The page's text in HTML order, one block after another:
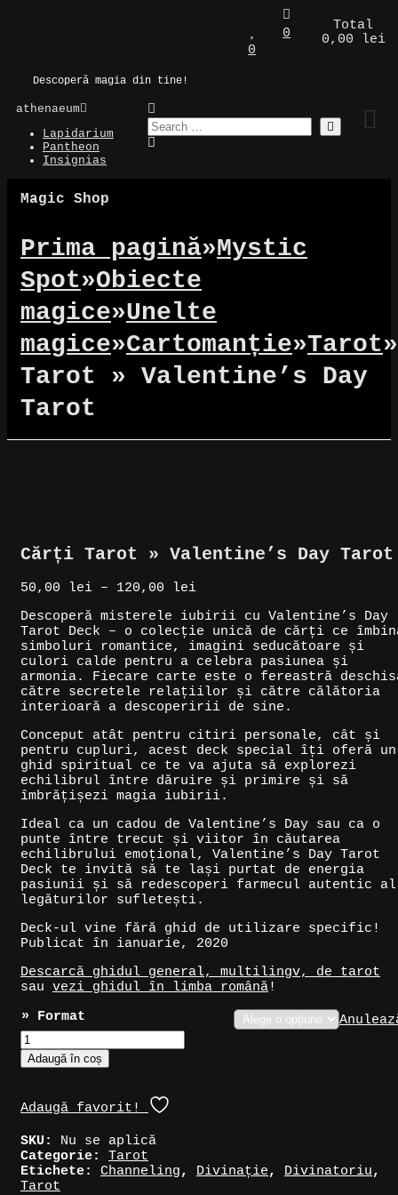
Descoperă magia din tine!
0
0
Total
0,00 lei
athenaeum
Lapidarium
Pantheon
Insignias
Magic Shop
Prima pagină»Mystic
Spot»Obiecte
magice»Unelte
magice»Cartomanție»Tarot»
Tarot » Valentine’s Day
Tarot
Cărți Tarot » Valentine’s Day Tarot
50,00 lei – 120,00 leiInterval
prețuri:
50,00 lei
până
la
120,00 lei
Descoperă misterele iubirii cu Valentine’s Day
Tarot Deck – o colecție unică de cărți ce
simboluri romantice, imagini seducătoare și
culori calde pentru a celebra pasiunea și
armonia. Fiecare carte este o fereastră
către secretele relațiilor și către călătoria
interioară a descoperirii de sine.
Conceput atât pentru citiri personale, cât și
pentru cupluri, acest deck special îți oferă un
ghid spiritual ce te va ajuta să explorezi
echilibrul între dăruire și primire și să
îmbrățișezi magia iubirii.
Ideal ca un cadou de Valentine’s Day sau ca o
punte între trecut și viitor în căutarea
echilibrului emoțional, Valentine’s Day Tarot
Deck te invită să te lași purtat de energia
pasiunii și să redescoperi farmecul autentic al
legăturilor sufletești.
Deck-ul vine fără ghid de utilizare specific!
Publicat în ianuarie, 2020
Descarcă ghidul general, multilingv, de tarot
sau vezi ghidul în limba română!
» Format
Cantitate
Cărți
Tarot
Day
Adaugă în coș
Adaugă favorit!
SKU: Nu se aplică
Categorie: Tarot
Etichete: Channeling, Divinație, Divinatoriu,
Tarot